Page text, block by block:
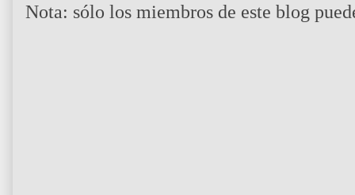
Nota: sólo los miembros de este blog